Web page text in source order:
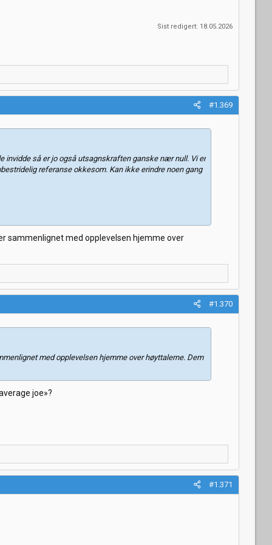
Sist redigert: 18.05.2026
#1.369
invidde så er jo også utsagnskraften ganske nær null. Vi er
referanse okkesom. Kan ikke erindre noen gang
sammenlignet med opplevelsen hjemme over
#1.370
med opplevelsen hjemme over høyttalerne. Dem
joe»?
#1.371